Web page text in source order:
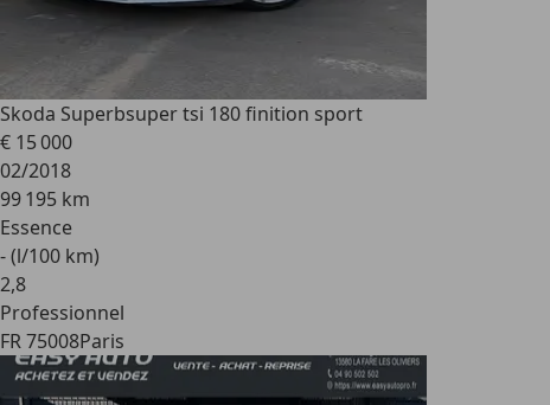
Skoda Superbsuper tsi 180 finition sport
€ 15 000
02/2018
99 195 km
Essence
- (l/100 km)
2,8
Professionnel
FR 75008Paris